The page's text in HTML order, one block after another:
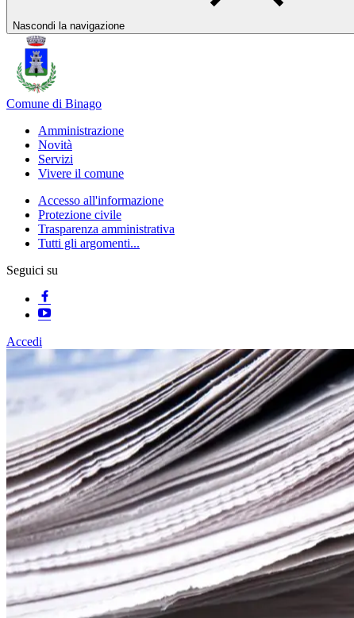
Nascondi la navigazione
Comune di Binago
Amministrazione
Novità
Servizi
Vivere il comune
Accesso all'informazione
Protezione civile
Trasparenza amministrativa
Tutti gli argomenti...
Seguici su
Accedi